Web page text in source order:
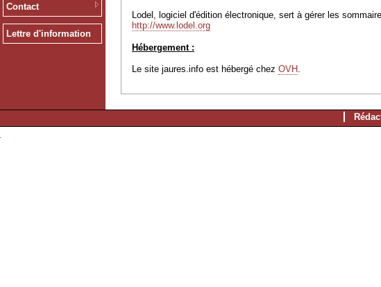
Contact
Lettre d'information
Lodel, logiciel d'édition électronique, sert à gérer les
http://www.lodel.org
Hébergement :
Le site jaures.info est hébergé chez OVH